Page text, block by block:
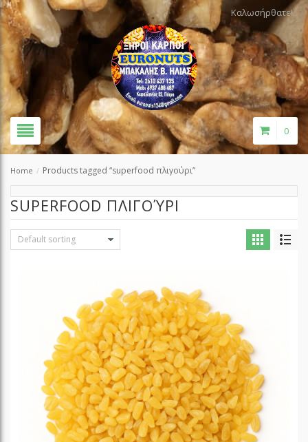
Καλωσήρθατε!
0
Home / Products tagged “superfood πλιγούρι”
SUPERFOOD ΠΛΙΓΟΎΡΙ